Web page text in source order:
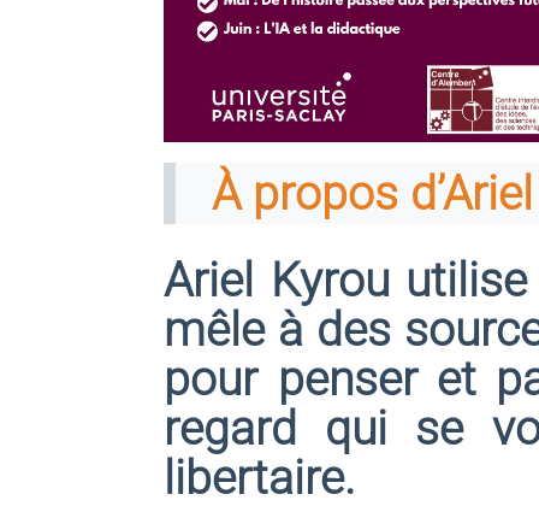
À propos
Ariel Kyrou
mêle à des
pour penser et
regard qui se
libertaire.